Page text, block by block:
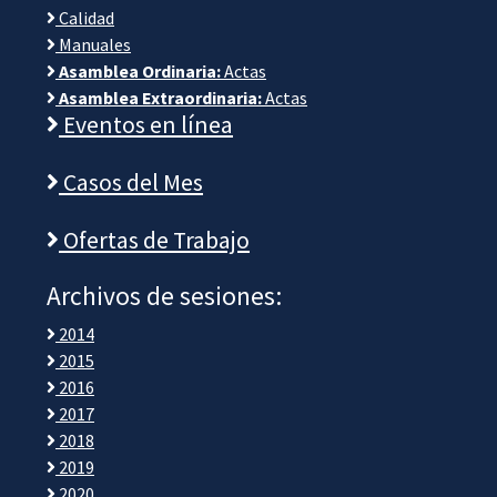
Calidad
Manuales
Asamblea Ordinaria:Actas
Asamblea Extraordinaria:Actas
Eventos en línea
Casos del Mes
Ofertas de Trabajo
Archivos de sesiones:
2014
2015
2016
2017
2018
2019